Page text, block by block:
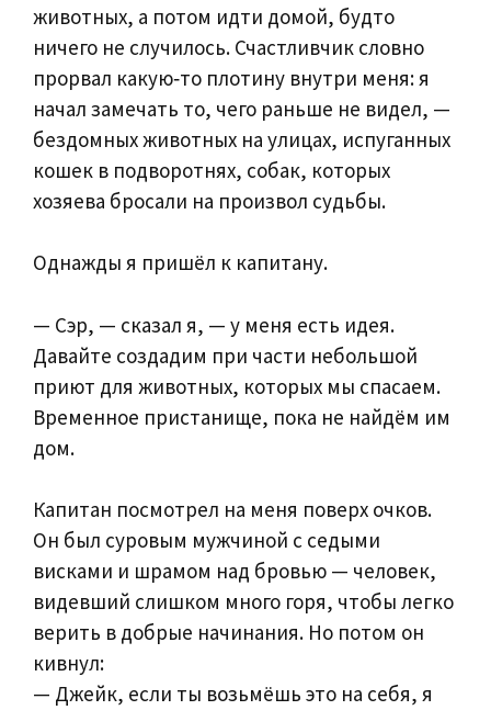
животных, а потом идти домой, будто
ничего не случилось. Счастливчик словно
прорвал какую‑то плотину внутри меня: я
начал замечать то, чего раньше не видел, —
бездомных животных на улицах, испуганных
кошек в подворотнях, собак, которых
хозяева бросали на произвол судьбы.
Однажды я пришёл к капитану.
— Сэр, — сказал я, — у меня есть идея.
Давайте создадим при части небольшой
приют для животных, которых мы спасаем.
Временное пристанище, пока не найдём им
дом.
Капитан посмотрел на меня поверх очков.
Он был суровым мужчиной с седыми
висками и шрамом над бровью — человек,
видевший слишком много горя, чтобы легко
верить в добрые начинания. Но потом он
кивнул:
— Джейк, если ты возьмёшь это на себя, я